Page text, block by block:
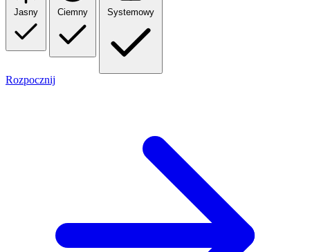
Jasny Ciemny Systemowy
Rozpocznij